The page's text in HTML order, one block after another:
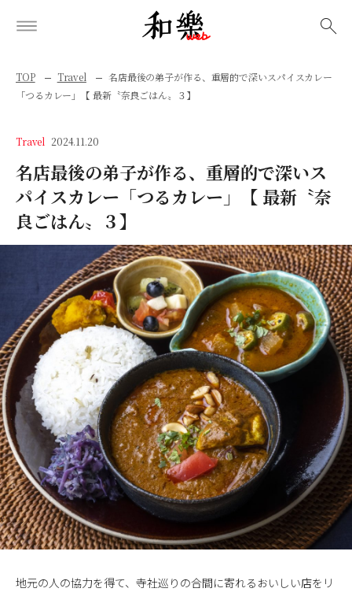
TOP Travel
名店最後の弟子が作る、重層的で深いスパイスカレー
「つるカレー」【 最新〝奈良ごはん〟３】
Travel 2024.11.20
名店最後の弟子が作る、重層的で深いス
パイスカレー「つるカレー」【 最新〝奈
良ごはん〟３】
地元の人の協力を得て、寺社巡りの合間に寄れるおいしい店をリ